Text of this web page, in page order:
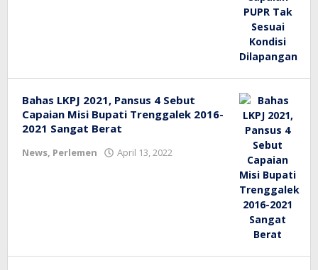
Bahas LKPJ 2021, Pansus 4 Sebut
Capaian Misi Bupati Trenggalek 2016-
2021 Sangat Berat
News, Perlemen April 13, 2022